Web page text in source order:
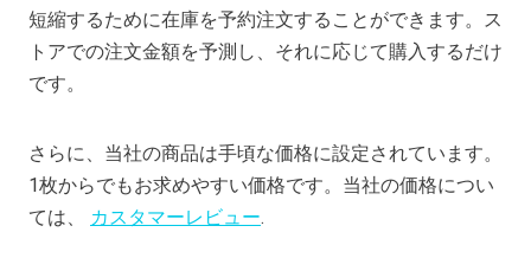
短縮するために在庫を予約注文することができます。ス
トアでの注文金額を予測し、それに応じて購入するだけ
です。
さらに、当社の商品は手頃な価格に設定されています。
1枚からでもお求めやすい価格です。当社の価格につい
ては、
カスタマーレビュー.